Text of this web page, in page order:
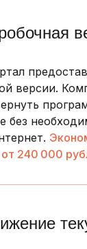
версии.
без
от 240 000